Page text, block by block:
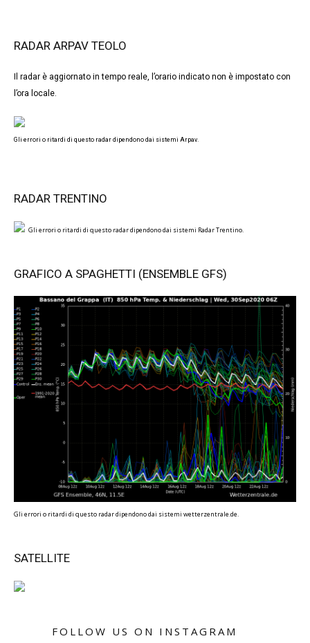
RADAR ARPAV TEOLO
Il radar è aggiornato in tempo reale, l’orario indicato non è impostato con
l’ora locale.
Gli errori o ritardi di questo radar dipendono dai sistemi Arpav.
RADAR TRENTINO
Gli errori o ritardi di questo radar dipendono dai sistemi Radar Trentino.
GRAFICO A SPAGHETTI (ENSEMBLE GFS)
Gli errori o ritardi di questo radar dipendono dai sistemi wetterzentrale.de.
SATELLITE
FOLLOW US ON INSTAGRAM